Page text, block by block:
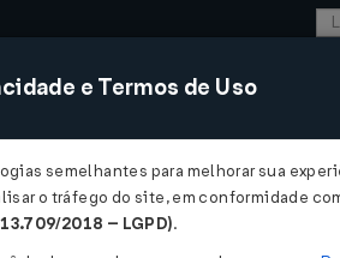
SISTEMAS COMÉRCIO
e Termos de Uso
semelhantes para melhorar sua
o tráfego do site, em conformidade
2018 – LGPD).